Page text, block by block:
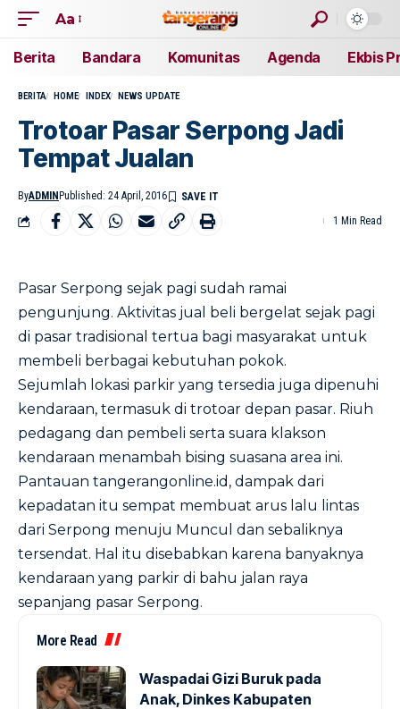
Aa
Berita Bandara Komunitas Agenda Ekbis
BERITA HOME INDEX NEWS UPDATE
Trotoar Pasar Serpong Jadi
Tempat Jualan
ByADMIN Published: 24 April, 2016
1 Min Read
Pasar Serpong sejak pagi sudah ramai
pengunjung. Aktivitas jual beli bergelat sejak pagi
di pasar tradisional tertua bagi masyarakat untuk
membeli berbagai kebutuhan pokok.
Sejumlah lokasi parkir yang tersedia juga dipenuhi
kendaraan, termasuk di trotoar depan pasar. Riuh
pedagang dan pembeli serta suara klakson
kendaraan menambah bising suasana area ini.
Pantauan tangerangonline.id, dampak dari
kepadatan itu sempat membuat arus lalu lintas
dari Serpong menuju Muncul dan sebaliknya
tersendat. Hal itu disebabkan karena banyaknya
kendaraan yang parkir di bahu jalan raya
sepanjang pasar Serpong.
More Read
Waspadai Gizi Buruk pada
Anak, Dinkes Kabupaten